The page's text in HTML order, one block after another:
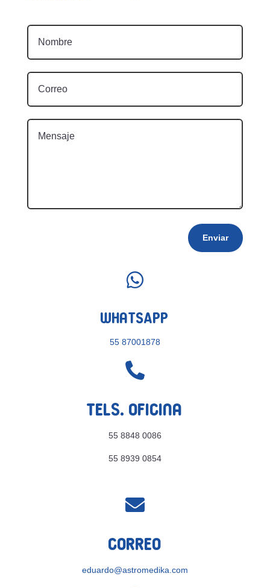
Enviar

WhatsApp
55 87001878

Tels. Oficina
55 8848 0086
55 8939 0854

Correo
eduardo@astromedika.com